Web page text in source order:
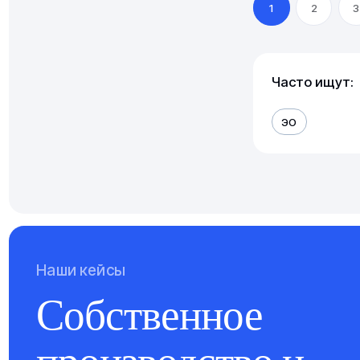
1 2 3
Часто ищут:
ЭО
Наши кейсы
Собственное